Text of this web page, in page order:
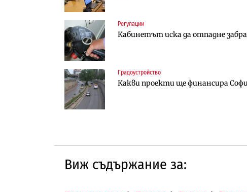
Регулации
Кабинетът иска да отпадне
Градоустройство
Какви проекти ще финансира
Инфраструктура
АПИ възложи промяната на
Градоустройство
Шест кандидата с интерес към
Финанси
Ипотечното кредитиране в
Инфраструктура
Вторият мост над Варненското
Виж съдържание за: